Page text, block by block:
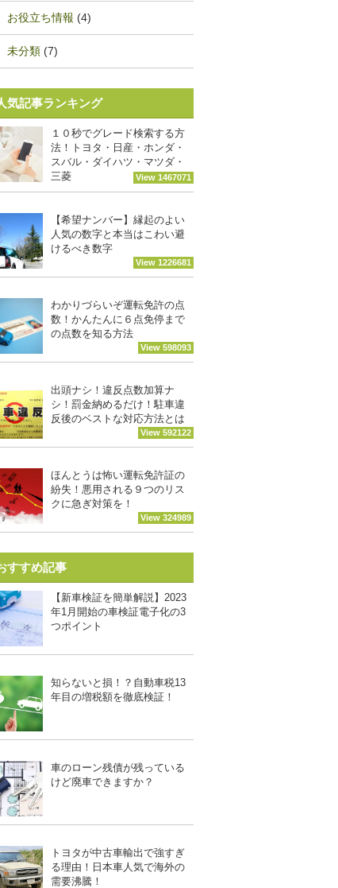
お役立ち情報 (4)
未分類 (7)
気記事ランキング
１０秒でグレード検索する方
法！トヨタ・日産・ホンダ・
スバル・ダイハツ・マツダ・
三菱
View 1467071
【希望ナンバー】縁起のよい
人気の数字と本当はこわい避
けるべき数字
View 1226681
わかりづらいぞ運転免許の点
数！かんたんに６点免停まで
の点数を知る方法
View 598093
出頭ナシ！違反点数加算ナ
シ！罰金納めるだけ！駐車違
反後のベストな対応方法とは
View 592122
ほんとうは怖い運転免許証の
紛失！悪用される９つのリス
クに急ぎ対策を！
View 324989
すすめ記事
【新車検証を簡単解説】2023
年1月開始の車検証電子化の3
つポイント
知らないと損！？自動車税13
年目の増税額を徹底検証！
車のローン残債が残っている
けど廃車できますか？
トヨタが中古車輸出で強すぎ
る理由！日本車人気で海外の
需要沸騰！